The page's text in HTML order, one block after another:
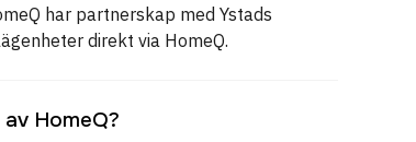
har partnerskap med Ystads
direkt via HomeQ.
HomeQ?